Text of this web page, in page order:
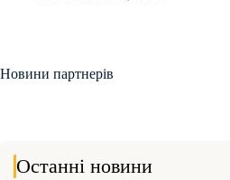
Новини партнерів
Останні новини